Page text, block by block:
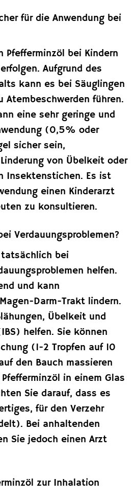
für die Anwendung bei
Pfefferminzöl bei Kindern
Aufgrund des
kann es bei Säuglingen
Atembeschwerden führen.
eine sehr geringe und
(0,5% oder
sicher sein,
von Übelkeit oder
Insektenstichen. Es ist
einen Kinderarzt
zu konsultieren.
Verdauungsproblemen?
bei
helfen.
und kann
Darm-Trakt lindern.
Übelkeit und
helfen. Sie können
(1-2 Tropfen auf 10
den Bauch massieren
in einem Glas
Sie darauf, dass es
für den Verzehr
Bei anhaltenden
Sie jedoch einen Arzt
zur Inhalation